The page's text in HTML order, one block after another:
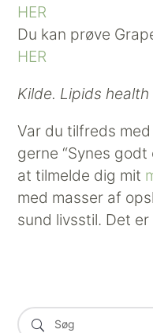
HER
Du kan prøve
HER
Kilde. Lipids
Var du tilfreds
gerne “Synes godt
at tilmelde dig mit
med masser af
sund livsstil. Det